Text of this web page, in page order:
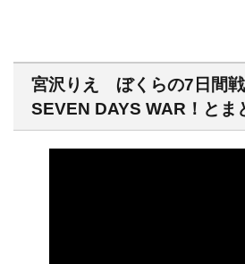
宮沢りえ ぼくらの7日間
SEVEN DAYS WAR！とま